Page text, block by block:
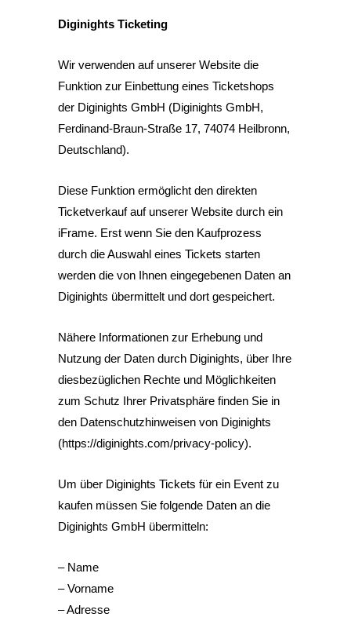
Diginights Ticketing
Wir verwenden auf unserer Website die
Funktion zur Einbettung eines Ticketshops
der Diginights GmbH (Diginights GmbH,
Ferdinand-Braun-Straße 17, 74074 Heilbronn,
Deutschland).
Diese Funktion ermöglicht den direkten
Ticketverkauf auf unserer Website durch ein
iFrame. Erst wenn Sie den Kaufprozess
durch die Auswahl eines Tickets starten
werden die von Ihnen eingegebenen Daten an
Diginights übermittelt und dort gespeichert.
Nähere Informationen zur Erhebung und
Nutzung der Daten durch Diginights, über Ihre
diesbezüglichen Rechte und Möglichkeiten
zum Schutz Ihrer Privatsphäre finden Sie in
den Datenschutzhinweisen von Diginights
(https://diginights.com/privacy-policy).
Um über Diginights Tickets für ein Event zu
kaufen müssen Sie folgende Daten an die
Diginights GmbH übermitteln:
– Name
– Vorname
– Adresse